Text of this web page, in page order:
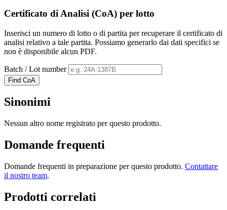
Certificato di Analisi (CoA) per lotto
Inserisci un numero di lotto o di partita per recuperare il certificato di
analisi relativo a tale partita. Possiamo generarlo dai dati specifici se
non è disponibile alcun PDF.
Batch / Lot number
Find CoA
Sinonimi
Nessun altro nome registrato per questo prodotto.
Domande frequenti
Domande frequenti in preparazione per questo prodotto. Contattare
il nostro team.
Prodotti correlati